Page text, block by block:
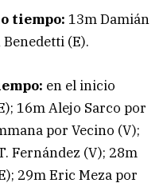
tiempo: 13m Damián
(E).
en el inicio
16m Alejo Sarco por
por Vecino (V);
Fernández (V); 28m
29m Eric Meza por